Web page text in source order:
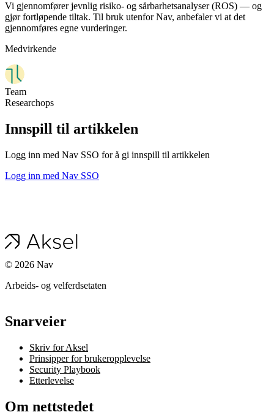
Vi gjennomfører jevnlig risiko- og sårbarhetsanalyser (ROS) — og
gjør fortløpende tiltak. Til bruk utenfor Nav, anbefaler vi at det
gjennomføres egne vurderinger.
Medvirkende
Team
Researchops
Innspill til artikkelen
Logg inn med Nav SSO for å gi innspill til artikkelen
Logg inn med Nav SSO
© 2026 Nav
Arbeids- og velferdsetaten
Snarveier
Skriv for Aksel
Prinsipper for brukeropplevelse
Security Playbook
Etterlevelse
Om nettstedet